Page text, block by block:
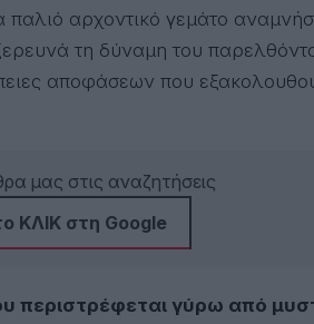
παλιό αρχοντικό γεμάτο
τη δύναμη του
αποφάσεων που
μας στις αναζητήσεις
ΚΛΙΚ στη Google
περιστρέφεται γύρω από